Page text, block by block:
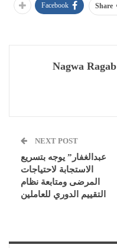
Share
Facebook
Nagwa Ragab
NEXT POST
عبدالغفار” يوجه بتسريع
الاستجابة لاحتياجات
المرضى ومتابعة نظام
التقييم الدوري للعاملين